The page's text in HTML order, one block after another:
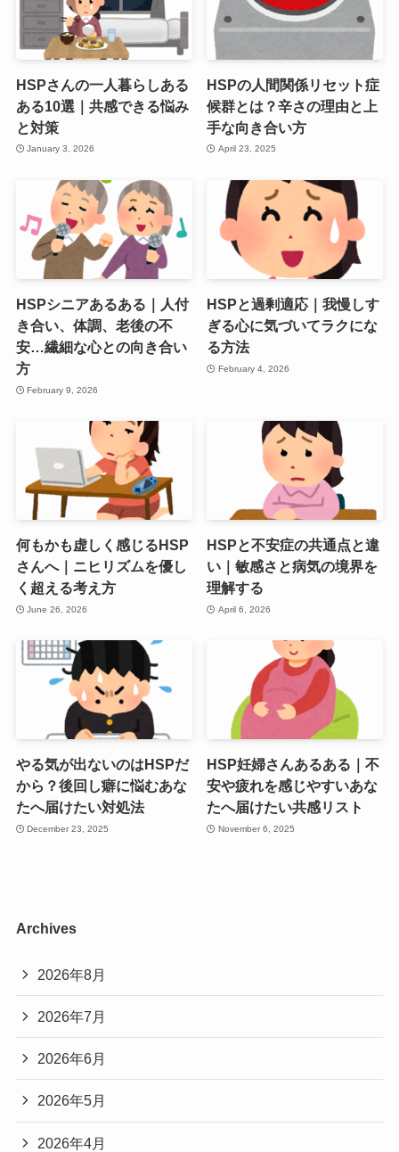
HSPさんの一人暮らしある
ある10選｜共感できる悩み
と対策
January 3, 2026
HSPの人間関係リセット症
候群とは？辛さの理由と上
手な向き合い方
April 23, 2025
HSPシニアあるある｜人付
き合い、体調、老後の不
安…繊細な心との向き合い
方
February 9, 2026
HSPと過剰適応｜我慢しす
ぎる心に気づいてラクにな
る方法
February 4, 2026
何もかも虚しく感じるHSP
さんへ｜ニヒリズムを優し
く超える考え方
June 26, 2026
HSPと不安症の共通点と違
い｜敏感さと病気の境界を
理解する
April 6, 2026
やる気が出ないのはHSPだ
から？後回し癖に悩むあな
たへ届けたい対処法
December 23, 2025
HSP妊婦さんあるある｜不
安や疲れを感じやすいあな
たへ届けたい共感リスト
November 6, 2025
Archives
2026年8月
2026年7月
2026年6月
2026年5月
2026年4月